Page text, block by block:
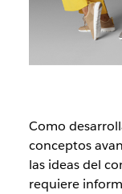
Como
conceptos
las ideas del
requiere